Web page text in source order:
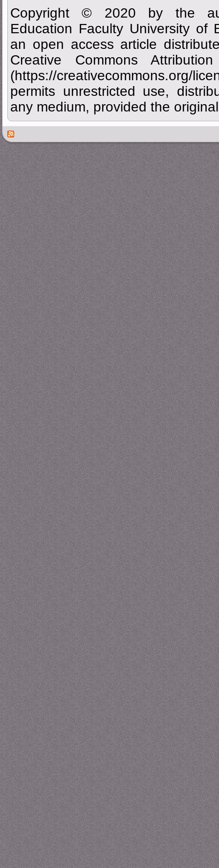
Copyright © 2020 by the
Education Faculty University of
an open access article
Creative Commons
(https://
permits unrestricted use,
any medium, provided the